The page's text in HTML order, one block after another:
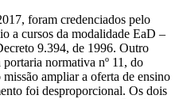
foram credenciados pelo
a cursos da modalidade EaD –
9.394, de 1996. Outro
normativa nº 11, do
ampliar a oferta de ensino
foi desproporcional. Os dois